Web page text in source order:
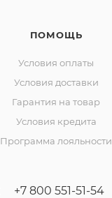
ПОМОЩЬ
Условия оплаты
Условия доставки
Гарантия на товар
Условия кредита
Программа лояльности
+7 800 551-51-54